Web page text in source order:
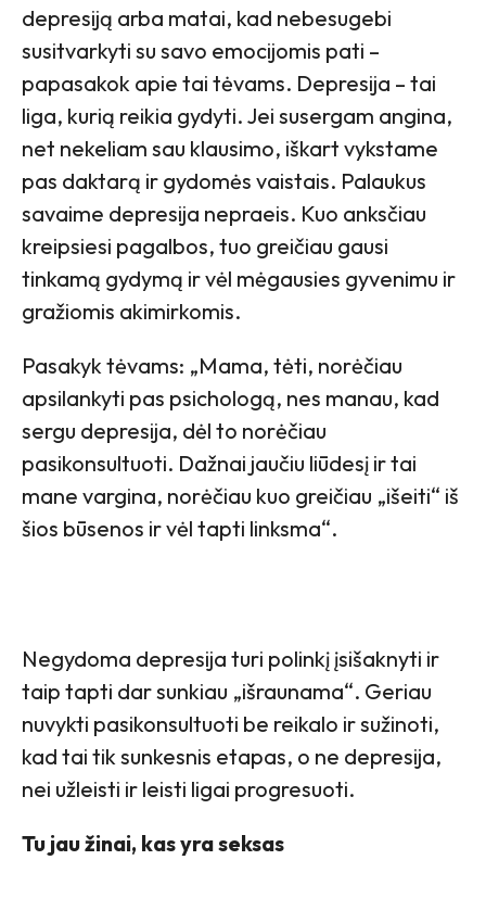
depresiją arba matai, kad nebesugebi
susitvarkyti su savo emocijomis pati –
papasakok apie tai tėvams. Depresija – tai
liga, kurią reikia gydyti. Jei susergam angina,
net nekeliam sau klausimo, iškart vykstame
pas daktarą ir gydomės vaistais. Palaukus
savaime depresija nepraeis. Kuo anksčiau
kreipsiesi pagalbos, tuo greičiau gausi
tinkamą gydymą ir vėl mėgausies gyvenimu ir
gražiomis akimirkomis.
Pasakyk tėvams: „Mama, tėti, norėčiau
apsilankyti pas psichologą, nes manau, kad
sergu depresija, dėl to norėčiau
pasikonsultuoti. Dažnai jaučiu liūdesį ir tai
mane vargina, norėčiau kuo greičiau „išeiti“ iš
šios būsenos ir vėl tapti linksma“.
Negydoma depresija turi polinkį įsišaknyti ir
taip tapti dar sunkiau „išraunama“. Geriau
nuvykti pasikonsultuoti be reikalo ir sužinoti,
kad tai tik sunkesnis etapas, o ne depresija,
nei užleisti ir leisti ligai progresuoti.
Tu jau žinai, kas yra seksas